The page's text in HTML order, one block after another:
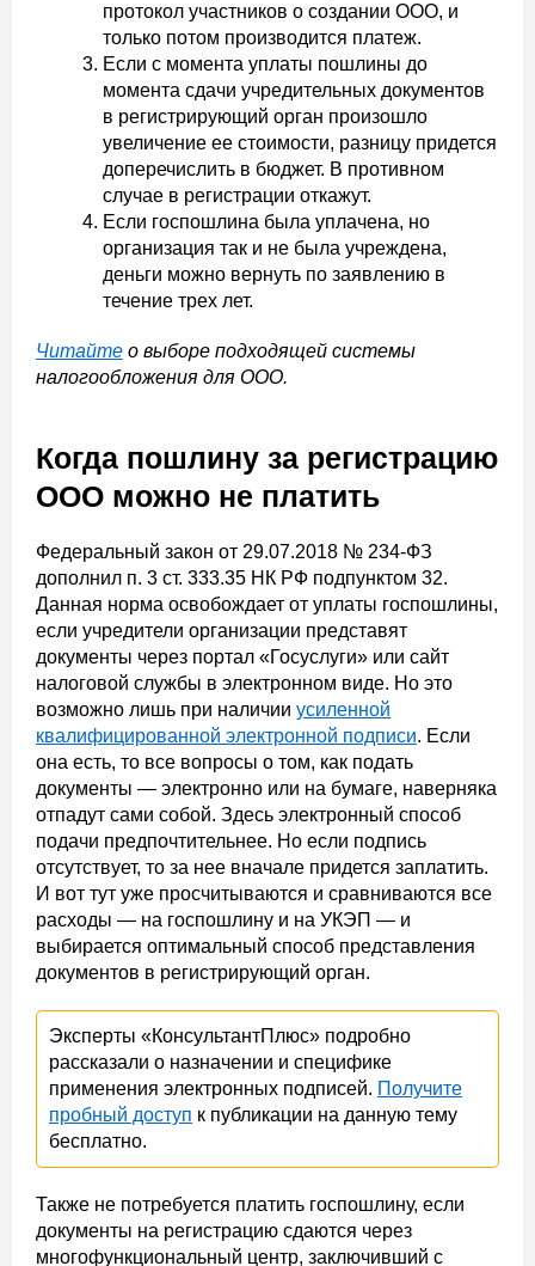
протокол участников о создании ООО, и
только потом производится платеж.
Если с момента уплаты пошлины до
момента сдачи учредительных документов
в регистрирующий орган произошло
увеличение ее стоимости, разницу придется
доперечислить в бюджет. В противном
случае в регистрации откажут.
Если госпошлина была уплачена, но
организация так и не была учреждена,
деньги можно вернуть по заявлению в
течение трех лет.
Читайте о выборе подходящей системы
налогообложения для ООО.
Когда пошлину за регистрацию
ООО можно не платить
Федеральный закон от 29.07.2018 № 234-ФЗ
дополнил п. 3 ст. 333.35 НК РФ подпунктом 32.
Данная норма освобождает от уплаты госпошлины,
если учредители организации представят
документы через портал «Госуслуги» или сайт
налоговой службы в электронном виде. Но это
возможно лишь при наличии усиленной
квалифицированной электронной подписи. Если
она есть, то все вопросы о том, как подать
документы — электронно или на бумаге, наверняка
отпадут сами собой. Здесь электронный способ
подачи предпочтительнее. Но если подпись
отсутствует, то за нее вначале придется заплатить.
И вот тут уже просчитываются и сравниваются все
расходы — на госпошлину и на УКЭП — и
выбирается оптимальный способ представления
документов в регистрирующий орган.
Эксперты «КонсультантПлюс» подробно
рассказали о назначении и специфике
применения электронных подписей. Получите
пробный доступ к публикации на данную тему
бесплатно.
Также не потребуется платить госпошлину, если
документы на регистрацию сдаются через
многофункциональный центр, заключивший с